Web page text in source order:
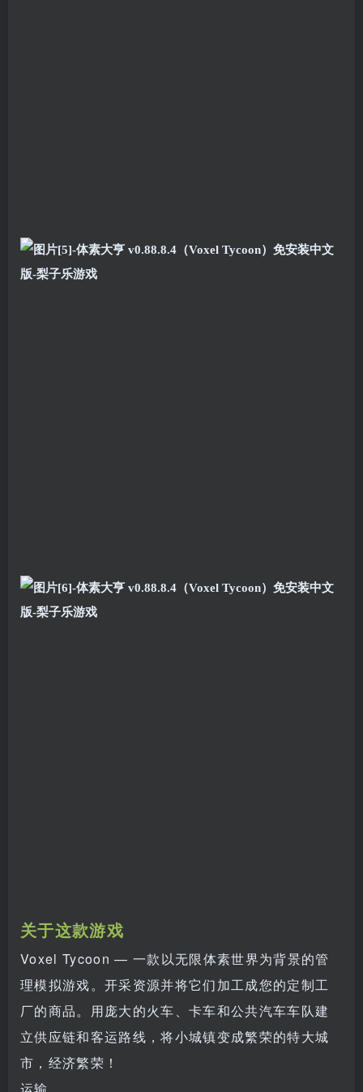
关于这款游戏
Voxel Tycoon — 一款以无限体素世界为背景的管
理模拟游戏。开采资源并将它们加工成您的定制工
厂的商品。用庞大的火车、卡车和公共汽车车队建
立供应链和客运路线，将小城镇变成繁荣的特大城
市，经济繁荣！